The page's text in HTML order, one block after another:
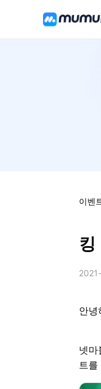
이벤
킹
안녕
넷
트